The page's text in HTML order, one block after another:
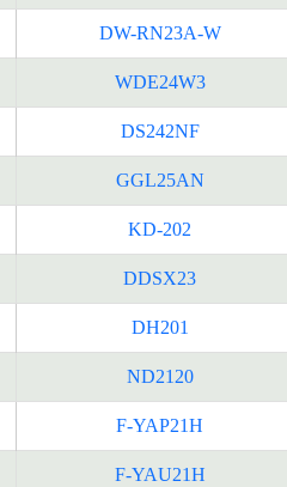
DW-RN23A-W
WDE24W3
DS242NF
GGL25AN
KD-202
DDSX23
DH201
ND2120
F-YAP21H
F-YAU21H